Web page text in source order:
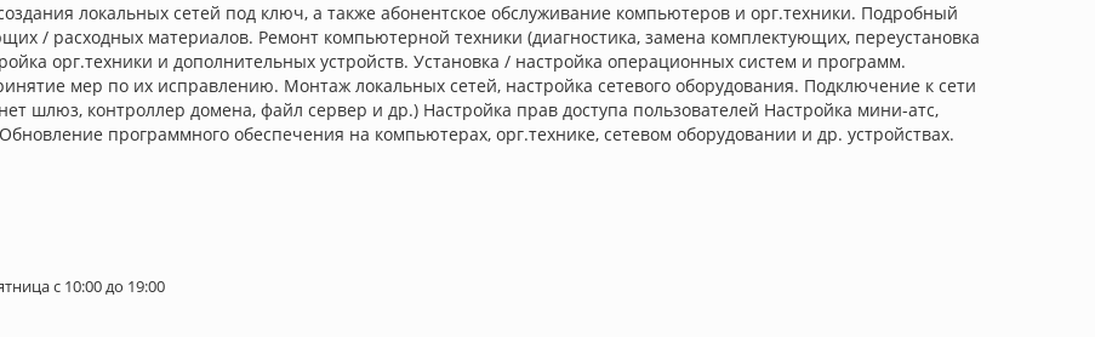
локальных сетей под ключ, а также абонентское обслуживание компьютеров и орг.техники. Подробный
/ расходных материалов. Ремонт компьютерной техники (диагностика, замена комплектующих, переустановка
орг.техники и дополнительных устройств. Установка / настройка операционных систем и программ.
мер по их исправлению. Монтаж локальных сетей, настройка сетевого оборудования. Подключение к сети
шлюз, контроллер домена, файл сервер и др.) Настройка прав доступа пользователей Настройка мини-атс,
программного обеспечения на компьютерах, орг.технике, сетевом оборудовании и др. устройствах.
с 10:00 до 19:00